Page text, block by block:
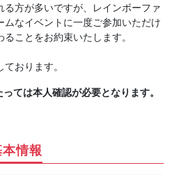
方が多いですが、レインボーファ
なイベントに一度ご参加いただけ
ことをお約束いたします。
おります。
ては本人確認が必要となります。
情報